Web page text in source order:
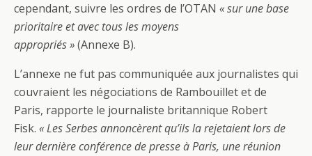
cependant, suivre les ordres de l’OTAN « sur une base
prioritaire et avec tous les moyens
appropriés »(Annexe B).
L’annexe ne fut pas communiquée aux journalistes qui
couvraient les négociations de Rambouillet et de
Paris, rapporte le journaliste britannique Robert
Fisk. « Les Serbes annoncèrent qu’ils la rejetaient lors de
leur dernière conférence de presse à Paris, une réunion